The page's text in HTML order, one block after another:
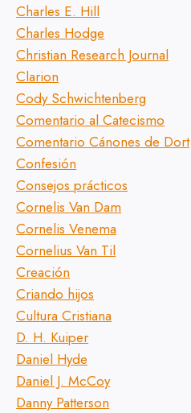
Charles E. Hill
Charles Hodge
Christian Research Journal
Clarion
Cody Schwichtenberg
Comentario al Catecismo
Comentario Cánones de Dort
Confesión
Consejos prácticos
Cornelis Van Dam
Cornelis Venema
Cornelius Van Til
Creación
Criando hijos
Cultura Cristiana
D. H. Kuiper
Daniel Hyde
Daniel J. McCoy
Danny Patterson